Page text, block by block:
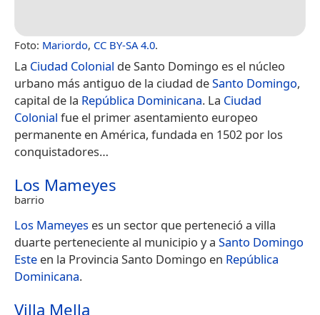
Foto: Mariordo, CC BY-SA 4.0.
La Ciudad Colonial de Santo Domingo es el núcleo
urbano más antiguo de la ciudad deSanto Domingo,
capital de la República Dominicana. La Ciudad
Colonial fue el primer asentamiento europeo
permanente en América, fundada en 1502 por los
conquistadores…
Los Mameyes
barrio
Los Mameyes es un sector que perteneció a villa
duarte perteneciente al municipio y a Santo Domingo
Este en la Provincia Santo Domingo en República
Dominicana.
Villa Mella